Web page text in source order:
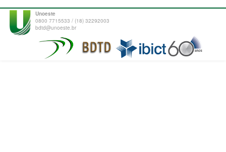
Unoeste
0800 7715533 / (18) 32292003
bdtd@unoeste.br